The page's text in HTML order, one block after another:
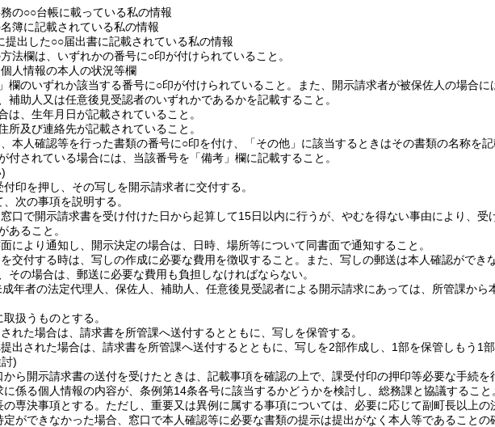
の○○台帳に載っている私の情報
簿に記載されている私の情報
提出した○○届出書に記載されている私の情報
法欄は、いずれかの番号に○印が付けられていること。
人情報の本人の状況等欄
欄のいずれか該当する番号に○印が付けられていること。
また、開示請求者が被保佐人の場合
補助人又は任意後見受認者のいずれかであるかを記載すること。
は、生年月日が記載されていること。
所及び連絡先が記載されていること。
本人確認等を行った書類の番号に○印を付け、「その他」に該当するときはその書類の名称を
付されている場合には、当該番号を「備考」欄に記載すること。
印を押し、その写しを開示請求者に交付する。
次の事項を説明する。
口で開示請求書を受け付けた日から起算して15日以内に行うが、やむを得ない事由により、受
あること。
により通知し、開示決定の場合は、日時、場所等について同書面で通知すること。
交付する時は、写しの作成に必要な費用を徴収すること。
また、写しの郵送は本人確認ができ
その場合は、郵送に必要な費用も負担しなければならない。
年者の法定代理人、保佐人、補助人、任意後見受認者による開示請求にあっては、所管課から
扱うものとする。
れた場合は、請求書を所管課へ送付するとともに、写しを保管する。
出された場合は、請求書を所管課へ送付するとともに、写しを2部作成し、1部を保管しもう1部
)
から開示請求書の送付を受けたときは、記載事項を確認の上で、課受付印の押印等必要な手続を
係る個人情報の内容が、条例第14条各号に該当するかどうかを検討し、総務課と協議すること
専決事項とする。 ただし、重要又は異例に属する事項については、必要に応じて副町長以上の
定ができなかった場合、窓口で本人確認等に必要な書類の提示は提出がなく本人等であること